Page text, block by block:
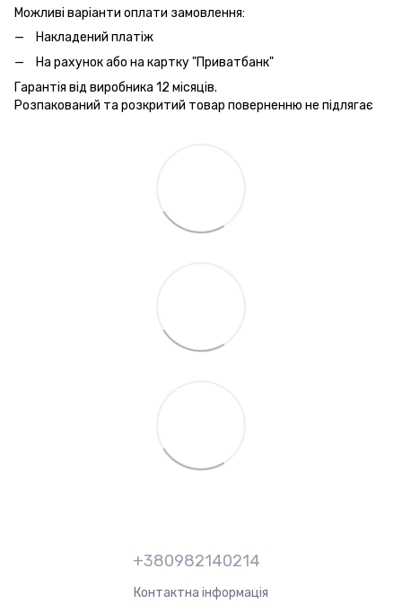
Можливі варіанти оплати замовлення:
Накладений платіж
На рахунок або на картку "Приватбанк"
Гарантія від виробника 12 місяців.
Розпакований та розкритий товар поверненню не підлягає
+380982140214
Контактна інформація